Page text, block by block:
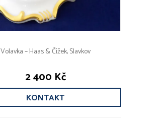
Volavka – Haas & Čížek, Slavkov
2 400 Kč
KONTAKT